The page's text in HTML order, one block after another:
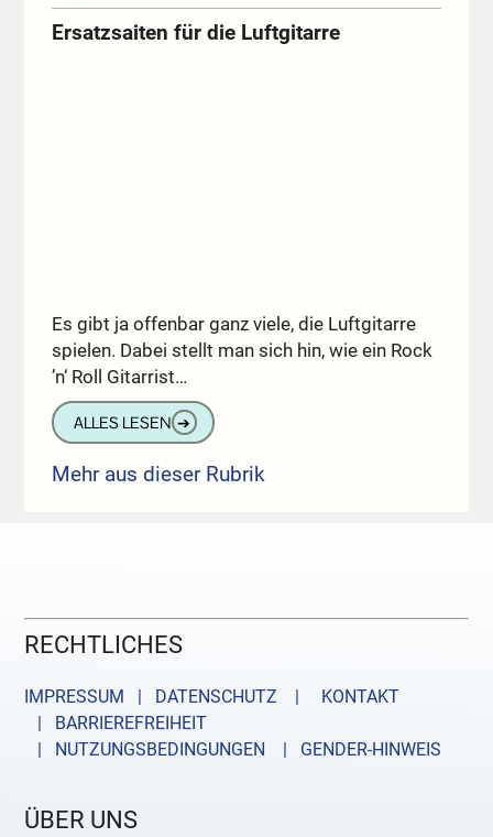
Ersatzsaiten für die Luftgitarre
Es gibt ja offenbar ganz viele, die Luftgitarre
spielen. Dabei stellt man sich hin, wie ein Rock
’n‘ Roll Gitarrist…
ALLES LESEN ➔
Mehr aus dieser Rubrik
RECHTLICHES
IMPRESSUM | DATENSCHUTZ |
KONTAKT
| BARRIEREFREIHEIT
| NUTZUNGSBEDINGUNGEN
| GENDER-HINWEIS
ÜBER UNS